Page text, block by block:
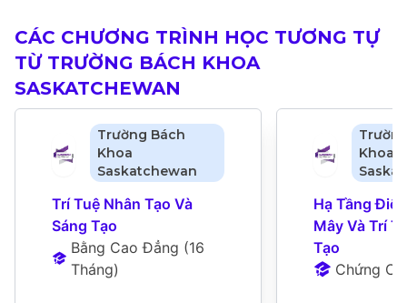
CÁC CHƯƠNG TRÌNH HỌC TƯƠNG TỰ
TỪ TRƯỜNG BÁCH KHOA
SASKATCHEWAN
Trường Bách
Khoa
Saskatchewan
Trí Tuệ Nhân Tạo Và
Sáng Tạo
Bằng Cao Đẳng (16
Tháng)
Khoa
Hạ Tầng
Mây Và Trí
Tạo
Chứng Chỉ